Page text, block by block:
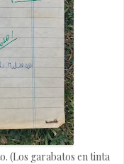
(Los garabatos en tinta